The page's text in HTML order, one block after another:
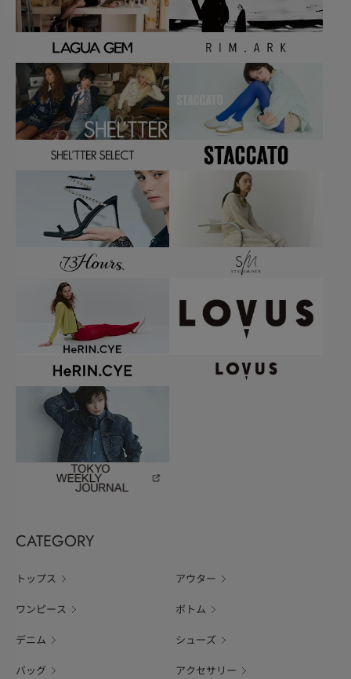
CATEGORY
トップス アウター
ワンピース ボトム
デニム シューズ
バッグ アクセサリー